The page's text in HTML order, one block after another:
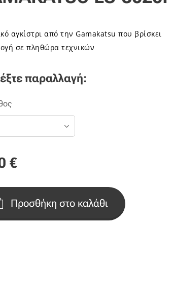
αγκίστρι από την Gamakatsu που βρίσκει
σε πληθώρα τεχνικών
παραλλαγή:
€
Προσθήκη στο καλάθι